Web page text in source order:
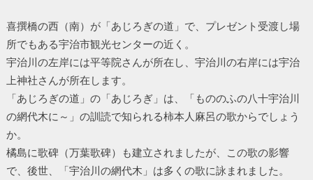
喜撰橋の西（南）が「あじろぎの道」で、プレゼント受渡し場
所でもある宇治市観光センターの近く。
宇治川の左岸には平等院さんが所在し、宇治川の右岸には宇治
上神社さんが所在します。
「あじろぎの道」の「あじろぎ」は、「もののふの八十宇治川
の網代木に～」の訓読で知られる柿本人麻呂の歌からでしょう
か。
橘島に歌碑（万葉歌碑）も建立されましたが、この歌の影響
で、後世、「宇治川の網代木」は多くの歌に詠まれました。